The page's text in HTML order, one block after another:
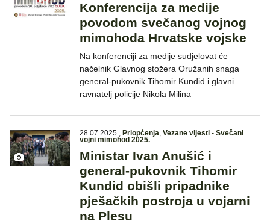
Konferencija za medije
povodom svečanog vojnog
mimohoda Hrvatske vojske
Na konferenciji za medije sudjelovat će
načelnik Glavnog stožera Oružanih snaga
general-pukovnik Tihomir Kundid i glavni
ravnatelj policije Nikola Milina
28.07.2025., Priopćenja, Vezane vijesti - Svečani
vojni mimohod 2025.
Ministar Ivan Anušić i
general-pukovnik Tihomir
Kundid obišli pripadnike
pješačkih postroja u vojarni
na Plesu